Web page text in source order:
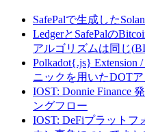
SafePalで生成した
LedgerとSafePalの
アルゴリズムは同じ
Polkadot{.js} Extension
ニックを用いたDOT
IOST: Donnie Finance
ングフロー
IOST: DeFiプラットフ